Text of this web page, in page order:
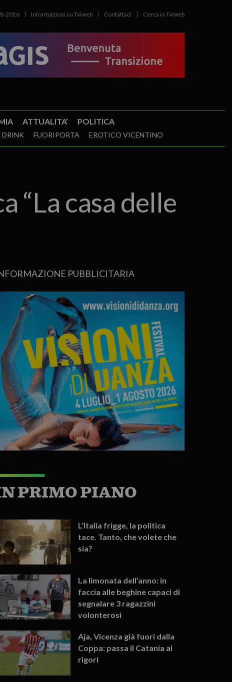
2026 Informazioni su Tviweb Contattaci Cerca in Tviweb
ATTUALITA’ POLITICA
DRINK FUORIPORTA EROTICO VICENTINO
“La casa delle
PUBBLICITARIA
PRIMO PIANO
L’Italia frigge, la politica
tace. Tanto, che volete che
sia?
La limonata dell’anno: in
faccia alle beghine capaci di
segnalare 3 ragazzini
volonterosi
Aja, Vicenza già fuori dalla
Coppa: passa il Catania ai
rigori